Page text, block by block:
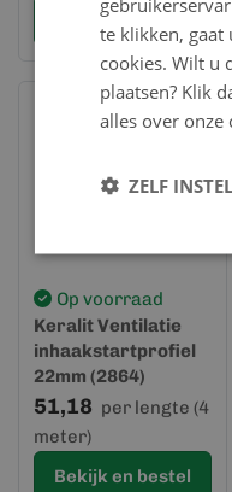
Bekijk en bestel
Op voorraad
Keralit Ventilatie
inhaakstartprofiel
22mm (2864)
51,18 per lengte (4
meter)
Bekijk en bestel
te klikken,
cookies. Wilt u
plaatsen? Klik
alles over onze
ZELF